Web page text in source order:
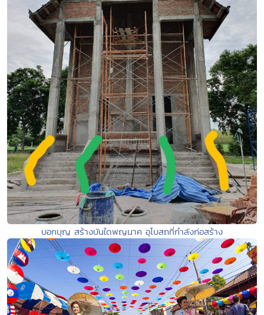
บอกบุญ สร้างบันใดพญนาค อุโบสถที่กำลังก่อสร้าง